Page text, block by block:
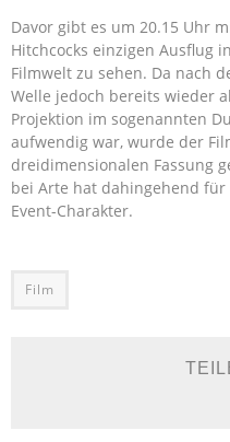
Davor gibt es um 20.15 Uhr
Hitchcocks einzigen Ausflug
Filmwelt zu sehen. Da nach
Welle jedoch bereits wieder
Projektion im sogenannten
aufwendig war, wurde der
dreidimensionalen Fassung
bei Arte hat dahingehend für
Event-Charakter.
Film